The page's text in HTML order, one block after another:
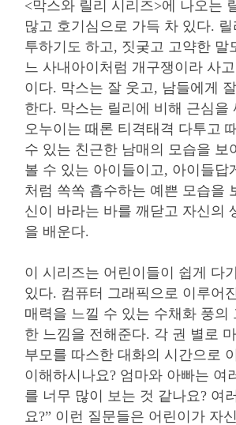
<막스와 릴리 시리즈>에 나오는
많고 호기심으로 가득 차 있다.
투하기도 하고, 짓궂고 고약한
느 사내아이처럼 개구쟁이라 사
이다. 막스는 잘 웃고, 남들에게
한다. 막스는 릴리에 비해 근심
오누이는 때론 티격태격 다투고
수 있는 친근한 남매의 모습을
볼 수 있는 아이들이고, 아이들
처럼 쏙쏙 흡수하는 예쁜 모습을
신이 바라는 바를 깨닫고 자신의
을 배운다.
이 시리즈는 어린이들이 쉽게 다
있다. 컴퓨터 그래픽으로 이루어
매력을 느낄 수 있는 수채화 풍
한 느낌을 전해준다. 각 권 별로
부모를 따스한 대화의 시간으로
이해하시나요? 엄마와 아빠는 여
를 너무 많이 보는 것 같나요? 여
요?” 이런 질문들은 어린이가 자